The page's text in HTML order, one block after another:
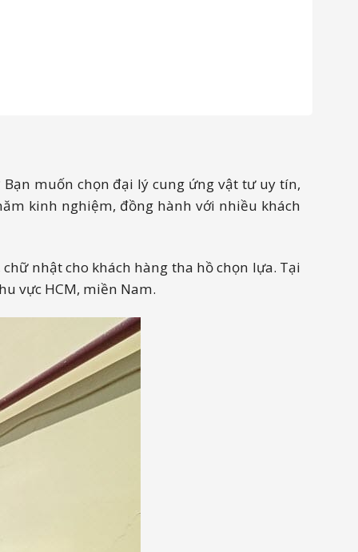
muốn chọn đại lý cung ứng vật tư uy tín,
kinh nghiệm, đồng hành với nhiều khách
nhật cho khách hàng tha hồ chọn lựa. Tại
vực HCM, miền Nam.